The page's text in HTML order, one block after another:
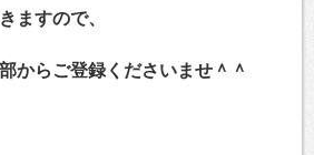
ますので、
から ご登録くださいませ＾＾